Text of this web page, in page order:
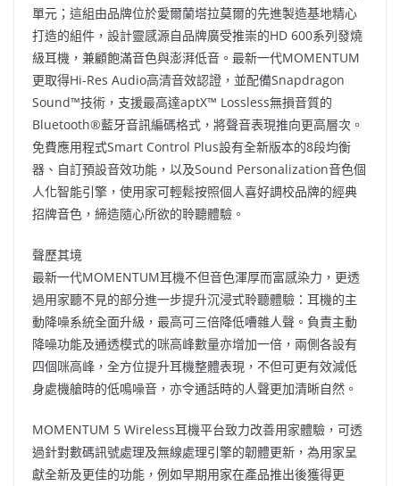
單元；這組由品牌位於愛爾蘭塔拉莫爾的先進製造基地精心
打造的組件，設計靈感源自品牌廣受推崇的HD 600系列發燒
級耳機，兼顧飽滿音色與澎湃低音。最新一代MOMENTUM
更取得Hi-Res Audio高清音效認證，並配備Snapdragon
Sound™技術，支援最高達aptX™ Lossless無損音質的
Bluetooth®藍牙音訊編碼格式，將聲音表現推向更高層次。
免費應用程式Smart Control Plus設有全新版本的8段均衡
器、自訂預設音效功能，以及Sound Personalization音色個
人化智能引擎，使用家可輕鬆按照個人喜好調校品牌的經典
招牌音色，締造隨心所欲的聆聽體驗。
聲歷其境
最新一代MOMENTUM耳機不但音色渾厚而富感染力，更透
過用家聽不見的部分進一步提升沉浸式聆聽體驗：耳機的主
動降噪系統全面升級，最高可三倍降低嘈雜人聲。負責主動
降噪功能及通透模式的咪高峰數量亦增加一倍，兩側各設有
四個咪高峰，全方位提升耳機整體表現，不但可更有效減低
身處機艙時的低鳴噪音，亦令通話時的人聲更加清晰自然。
MOMENTUM 5 Wireless耳機平台致力改善用家體驗，可透
過針對數碼訊號處理及無線處理引擎的韌體更新，為用家呈
獻全新及更佳的功能，例如早期用家在產品推出後獲得更